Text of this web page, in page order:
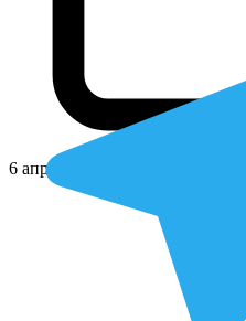
6 апреля 2011